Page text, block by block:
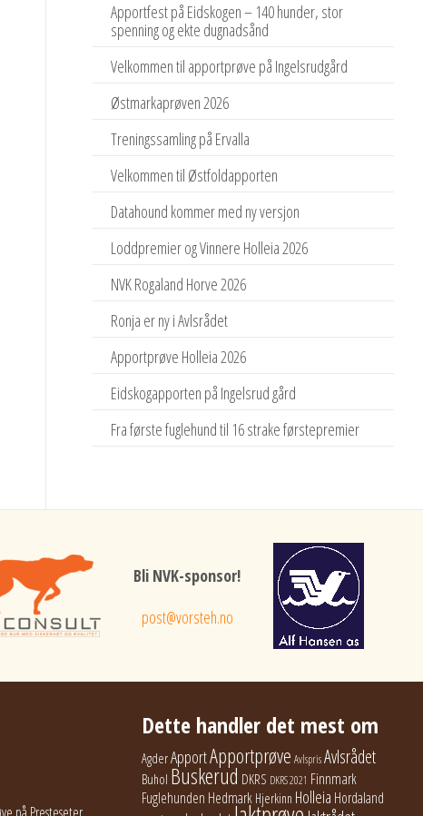
Apportfest på Eidskogen – 140 hunder, stor
spenning og ekte dugnadsånd
Velkommen til apportprøve på Ingelsrudgård
Østmarkaprøven 2026
Treningssamling på Ervalla
Velkommen til Østfoldapporten
Datahound kommer med ny versjon
Loddpremier og Vinnere Holleia 2026
NVK Rogaland Horve 2026
Ronja er ny i Avlsrådet
Apportprøve Holleia 2026
Eidskogapporten på Ingelsrud gård
Fra første fuglehund til 16 strake førstepremier
Bli NVK-sponsor!
post@vorsteh.no
Dette handler det mest om
AgderApportApportprøve AvlsprisAvlsrådet
Buhol Buskerud DKRS DKRS 2021 Finnmark
Fuglehunden Hedmark Hjerkinn Holleia Hordaland